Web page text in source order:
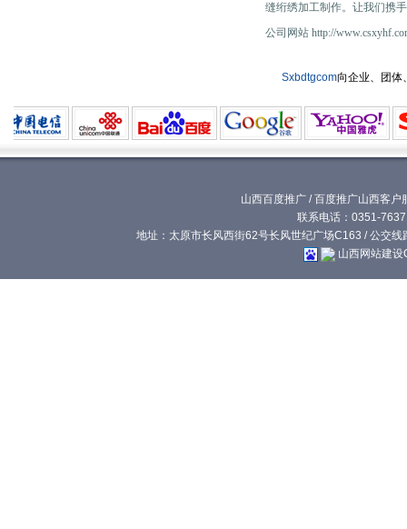
缝绗绣加工制作。让我们携
公司网站 http://
Sxbdtgcom向企业、团体
山西百度推广/百度推广山西客户
联系电话：0351-
地址：太原市长风西街62号长风世纪广场C163 / 公交
山西网站建设